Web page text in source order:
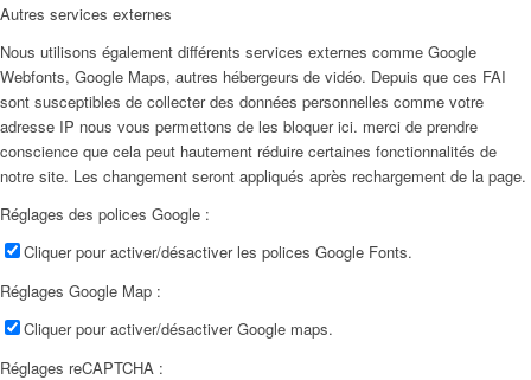
Autres services externes
Nous utilisons également différents services externes comme Google
Webfonts, Google Maps, autres hébergeurs de vidéo. Depuis que ces FAI
sont susceptibles de collecter des données personnelles comme votre
adresse IP nous vous permettons de les bloquer ici. merci de prendre
conscience que cela peut hautement réduire certaines fonctionnalités de
notre site. Les changement seront appliqués après rechargement de la page.
Réglages des polices Google :
Cliquer pour activer/désactiver les polices Google Fonts.
Réglages Google Map :
Cliquer pour activer/désactiver Google maps.
Réglages reCAPTCHA :